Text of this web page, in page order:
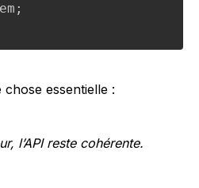
;
essentielle :
l’API reste cohérente.